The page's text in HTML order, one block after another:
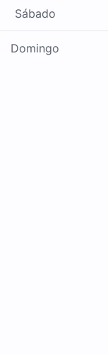
Sábado
Domingo